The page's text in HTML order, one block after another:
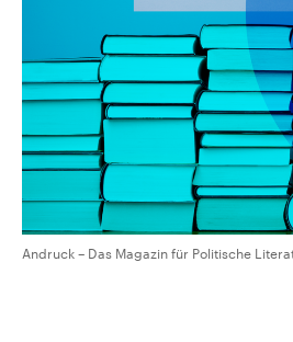
CDU, SPD und FDP regiert.-
Umfragen, Prognosen,
Wahlprogramme, aktuelle Berichte
und Hintergründe zu den Parteien
und Kandidaten der anstehenden
Wahl.
Sendungen Programm
Audio-Archiv
Andruck – Das Magazin für Politische